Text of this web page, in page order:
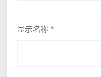
显示名称 *